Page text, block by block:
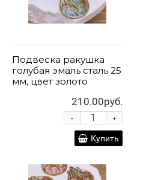
Подвеска ракушка
голубая эмаль сталь 25
мм, цвет золото
210.00руб.
+
-
Купить